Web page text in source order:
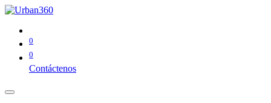
0
0
Contáctenos